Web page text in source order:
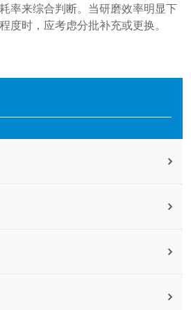
率来综合判断。当研磨效率明显下
度时，应考虑分批补充或更换。